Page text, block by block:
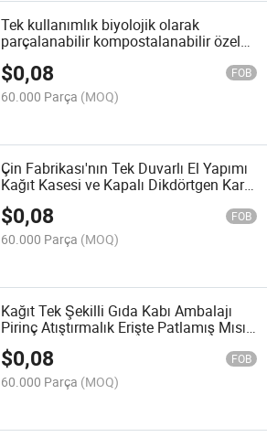
Tek kullanımlık biyolojik olarak
parçalanabilir kompostalanabilir özel
servis kağıt kasesi
$0,08 FOB
60.000 Parça (MOQ)
Çin Fabrikası'nın Tek Duvarlı El Yapımı
Kağıt Kasesi ve Kapalı Dikdörtgen Kare
Avustralya Tarzı Gıda Atıştırmalık Pirinç
Ambalajı
$0,08 FOB
60.000 Parça (MOQ)
Kağıt Tek Şekilli Gıda Kabı Ambalajı
Pirinç Atıştırmalık Erişte Patlamış Mısır
Salata Kasesi PE PLA Su Bazlı
Kaplama Kova Kase
$0,08 FOB
60.000 Parça (MOQ)